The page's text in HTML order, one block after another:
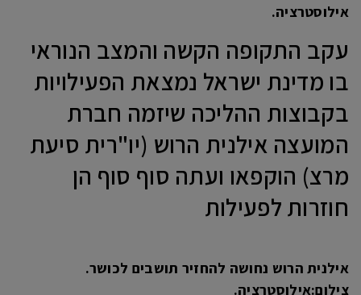
אילוסטרציה.
עקב התקופה הקשה והמצב הנוראי
בו מדינת ישראל נמצאת הפעילויות
בקבוצות ההליכה שיזמה חברת
המועצה אילנית הרוש (יו"רית סיעת
מרצ) הוקפאו ועתה סוף סוף הן
חוזרות לפעילות
אילנית הרוש נחושה להחזיר תושבים לכושר.
צילום:אילוסטרציה.